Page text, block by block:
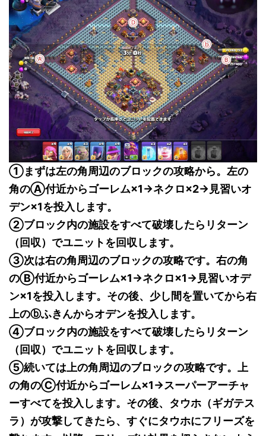
①まずは左の角周辺のブロックの攻略から。左の
角のⒶ付近からゴーレム×1→ネクロ×2→見習いオ
デン×1を投入します。
②ブロック内の施設をすべて破壊したらリターン
（回収）でユニットを回収します。
③次は右の角周辺のブロックの攻略です。右の角
のⒷ付近からゴーレム×1→ネクロ×1→見習いオデ
ン×1を投入します。その後、少し間を置いてから右
上のⓑふきんからオデンを投入します。
④ブロック内の施設をすべて破壊したらリターン
（回収）でユニットを回収します。
⑤続いては上の角周辺のブロックの攻略です。上
の角のⒸ付近からゴーレム×1→スーパーアーチャ
ーすべてを投入します。その後、タウホ（ギガテス
ラ）が攻撃してきたら、すぐにタウホにフリーズを